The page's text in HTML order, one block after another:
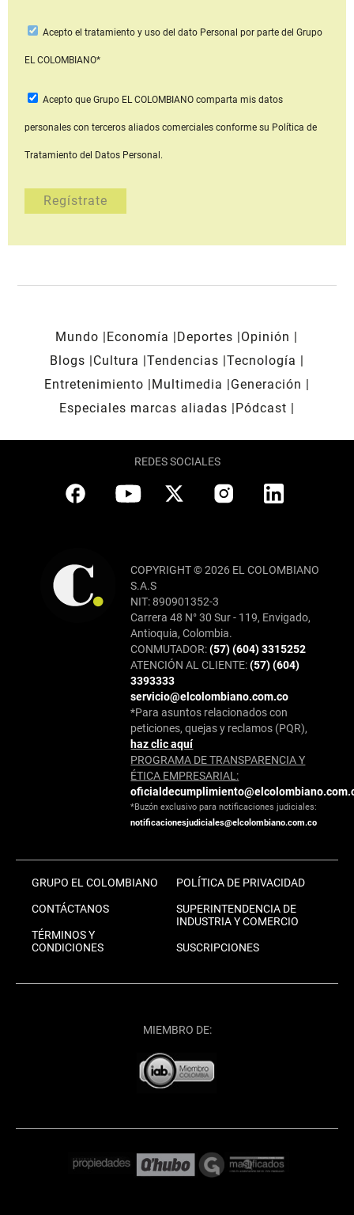
Acepto el tratamiento y uso del dato Personal por parte del Grupo
EL COLOMBIANO*
Acepto que Grupo EL COLOMBIANOcomparta mis datos
personales con terceros aliados comerciales conforme su Política de
Tratamiento del Datos Personal.
Mundo Economía Deportes
Opinión
Blogs
Cultura Tendencias Tecnología
Entretenimiento
Multimedia
Generación
Especiales marcas aliadas
Pódcast
REDES SOCIALES
COPYRIGHT © 2026 EL COLOMBIANO
S.A.S
NIT: 890901352-3
Carrera 48 N° 30 Sur - 119, Envigado,
Antioquia, Colombia.
CONMUTADOR:(57) (604) 3315252
ATENCIÓN AL CLIENTE:(57) (604)
3393333
servicio@elcolombiano.com.co
*Para asuntos relacionados con
peticiones, quejas y reclamos (PQR),
haz clic aquí
PROGRAMA DE TRANSPARENCIA Y
ÉTICA EMPRESARIAL:
*Buzón exclusivo para notificaciones judiciales:
notificacionesjudiciales@elcolombiano.com.co
GRUPO EL COLOMBIANO
CONTÁCTANOS
TÉRMINOS Y
CONDICIONES
POLÍTICA DE PRIVACIDAD
SUPERINTENDENCIA DE
INDUSTRIA Y COMERCIO
SUSCRIPCIONES
MIEMBRO DE: